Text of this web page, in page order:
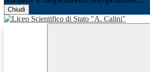
Chiudi